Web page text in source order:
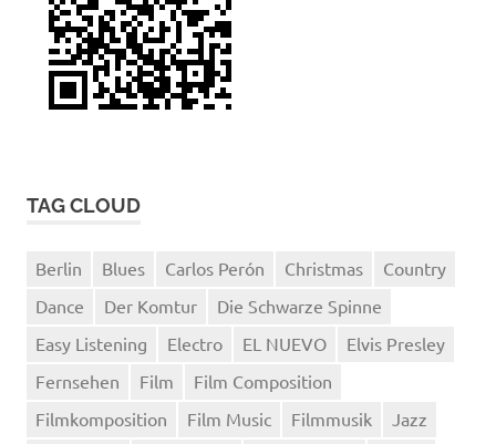
TAG CLOUD
Berlin Blues Carlos Perón Christmas
Country
Dance
Der Komtur
Die Schwarze Spinne
Easy Listening
Electro EL NUEVO
Elvis Presley
Fernsehen
Film
Film Composition
Filmkomposition
Film Music Filmmusik
Jazz